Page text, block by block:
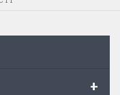
+